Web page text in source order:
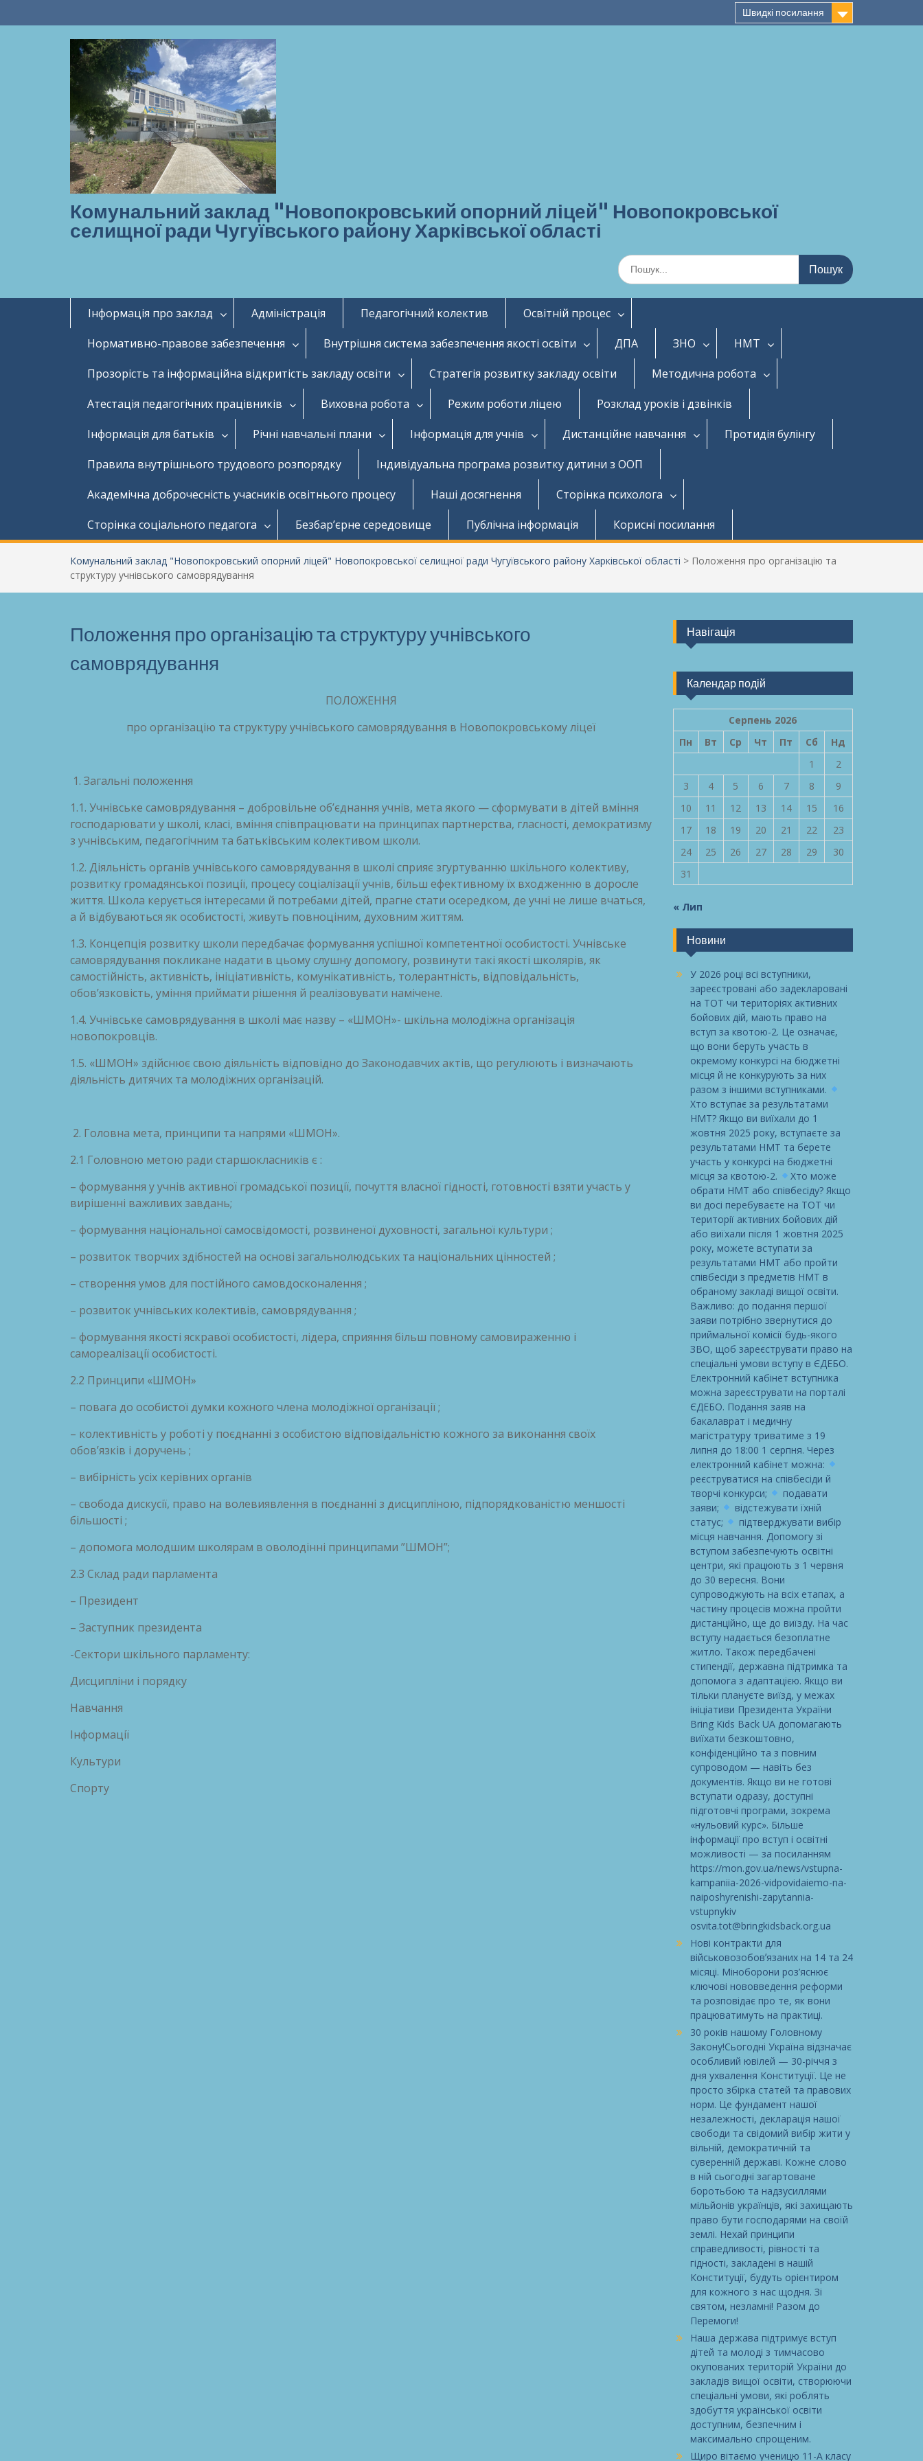
Швидкі посилання
Комунальний заклад "Новопокровський опорний ліцей" Новопокровської
селищної ради Чугуївського району Харківської області
Шукати:
Інформація про заклад Адміністрація Педагогічний колектив
Освітній процес
Нормативно-правове забезпечення
Внутрішня система забезпечення якості освіти ДПА ЗНО
НМТ
Прозорість та інформаційна відкритість закладу освіти
Стратегія розвитку закладу освіти
Методична робота
Атестація педагогічних працівників
Виховна робота Режим роботи ліцею
Розклад уроків і дзвінків
Інформація для батьків
Річні навчальні плани Інформація для учнів Дистанційне навчання
Протидія булінгу
Правила внутрішнього трудового розпорядку
Індивідуальна програма розвитку дитини з ООП
Академічна доброчесність учасників освітнього процесу
Наші досягнення
Сторінка психолога
Сторінка соціального педагога
Безбар’єрне середовище Публічна інформація Корисні посилання
Комунальний заклад "Новопокровський опорний ліцей" Новопокровської селищної ради Чугуївського району Харківської області > Положення про організацію та
структуру учнівського самоврядування
Положення про організацію та структуру учнівського
самоврядування
ПОЛОЖЕННЯ
про організацію та структуру учнiвського самоврядування в Новопокровському ліцеї
Загальнi положення
1.1. Учнівське самоврядування – добровільне об’єднання учнів, мета якого — сформувати в дітей вміння
господарювати у школі, класі, вміння співпрацювати на принципах партнерства, гласності, демократизму
з учнівським, педагогічним та батьківським колективом школи.
1.2. Діяльність органів учнівського самоврядування в школі сприяє згуртуванню шкільного колективу,
розвитку громадянської позиції, процесу соціалізації учнів, більш ефективному їх входженню в доросле
життя. Школа керується інтересами й потребами дітей, прагне стати осередком, де учні не лише вчаться,
а й відбуваються як особистості, живуть повноціним, духовним життям.
1.3. Концепція розвитку школи передбачає формування успішної компетентної особистості. Учнівське
самоврядування покликане надати в цьому слушну допомогу, розвинути такі якості школярів, як
самостійність, активність, ініціативність, комунікативність, толерантність, відповідальність,
обов’язковість, уміння приймати рішення й реалізовувати намічене.
1.4. Учнівське самоврядування в школі має назву – «ШМОН»- шкільна молодіжна організація
новопокровців.
1.5. «ШМОН» здійснює свою діяльність відповідно до Законодавчих актів, що регулюють і визначають
діяльність дитячих та молодіжних організацій.
Головна мета, принципи та напрями «ШМОН».
2.1 Головною метою ради старшокласників є :
– формування у учнів активної громадської позиції, почуття власної гідності, готовності взяти участь у
вирішенні важливих завдань;
– формування національної самосвідомості, розвиненої духовності, загальної культури ;
– розвиток творчих здібностей на основі загальнолюдських та національних цінностей ;
– створення умов для постійного самовдосконалення ;
– розвиток учнівських колективів, самоврядування ;
– формування якості яскравої особистості, лідера, сприяння більш повному самовираженню і
самореалізації особистості.
2.2 Принципи «ШМОН»
– повага до особистої думки кожного члена молодіжної організації ;
– колективність у роботі у поєднанні з особистою відповідальністю кожного за виконання своїх
обов’язків і доручень ;
– вибірність усіх керівних органів
– свобода дискусії, право на волевиявлення в поєднанні з дисципліною, підпорядкованістю меншості
більшості ;
– допомога молодшим школярам в оволодінні принципами ”ШМОН”;
2.3 Склад ради парламента
– Президент
– Заступник президента
-Сектори шкільного парламенту:
Дисципліни і порядку
Навчання
Інформації
Культури
Спорту
Навігація
Календар подій
Серпень 2026
Пн
Вт Ср Чт Пт Сб
Нд
1
2
3
4 5 6 7 8
9
10
11 12 13 14 15
16
17
18 19 20 21 22
23
24
25 26 27 28 29
30
31
« Лип
Новини
У 2026 році всі вступники,
зареєстровані або задекларовані
на ТОТ чи територіях активних
бойових дій, мають право на
вступ за квотою-2. Це означає,
що вони беруть участь в
окремому конкурсі на бюджетні
місця й не конкурують за них
разом з іншими вступниками.
Хто вступає за результатами
НМТ? Якщо ви виїхали до 1
жовтня 2025 року, вступаєте за
результатами НМТ та берете
участь у конкурсі на бюджетні
місця за квотою-2.
Хто може
обрати НМТ або співбесіду? Якщо
ви досі перебуваєте на ТОТ чи
території активних бойових дій
або виїхали після 1 жовтня 2025
року, можете вступати за
результатами НМТ або пройти
співбесіди з предметів НМТ в
обраному закладі вищої освіти.
Важливо: до подання першої
заяви потрібно звернутися до
приймальної комісії будь-якого
ЗВО, щоб зареєструвати право на
спеціальні умови вступу в ЄДЕБО.
Електронний кабінет вступника
можна зареєструвати на порталі
ЄДЕБО. Подання заяв на
бакалаврат і медичну
магістратуру триватиме з 19
липня до 18:00 1 серпня. Через
електронний кабінет можна:
реєструватися на співбесіди й
творчі конкурси;
подавати
заяви;
відстежувати їхній
статус;
підтверджувати вибір
місця навчання. Допомогу зі
вступом забезпечують освітні
центри, які працюють з 1 червня
до 30 вересня. Вони
супроводжують на всіх етапах, а
частину процесів можна пройти
дистанційно, ще до виїзду. На час
вступу надається безоплатне
житло. Також передбачені
стипендії, державна підтримка та
допомога з адаптацією. Якщо ви
тільки плануєте виїзд, у межах
ініціативи Президента України
Bring Kids Back UA допомагають
виїхати безкоштовно,
конфіденційно та з повним
супроводом — навіть без
документів. Якщо ви не готові
вступати одразу, доступні
підготовчі програми, зокрема
«нульовий курс». Більше
інформації про вступ і освітні
можливості — за посиланням
https://mon.gov.ua/news/vstupna-
kampaniia-2026-vidpovidaiemo-na-
naiposhyrenishi-zapytannia-
vstupnykiv
osvita.tot@bringkidsback.org.ua
Нові контракти для
військовозобовʼязаних на 14 та 24
місяці. Міноборони роз’яснює
ключові нововведення реформи
та розповідає про те, як вони
працюватимуть на практиці.
30 років нашому Головному
Закону!Сьогодні Україна відзначає
особливий ювілей — 30-річчя з
дня ухвалення Конституції. Це не
просто збірка статей та правових
норм. Це фундамент нашої
незалежності, декларація нашої
свободи та свідомий вибір жити у
вільній, демократичній та
суверенній державі. Кожне слово
в ній сьогодні загартоване
боротьбою та надзусиллями
мільйонів українців, які захищають
право бути господарями на своїй
землі. Нехай принципи
справедливості, рівності та
гідності, закладені в нашій
Конституції, будуть орієнтиром
для кожного з нас щодня. Зі
святом, незламні! Разом до
Перемоги!
Наша держава підтримує вступ
дітей та молоді з тимчасово
окупованих територій України до
закладів вищої освіти, створюючи
спеціальні умови, які роблять
здобуття української освіти
доступним, безпечним і
максимально спрощеним.
Щиро вітаємо ученицю 11-А класу